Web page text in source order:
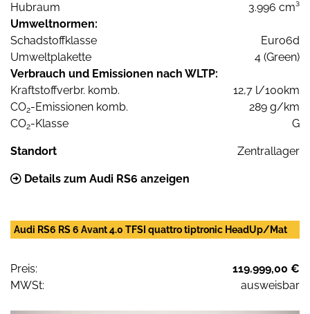
Hubraum
3.996 cm³
Umweltnormen:
Schadstoffklasse
Euro6d
Umweltplakette
4 (Green)
Verbrauch und Emissionen nach WLTP:
Kraftstoffverbr. komb.
12,7 l/100km
CO2-Emissionen komb.
289 g/km
CO2-Klasse G
Standort Zentrallager
Details zum Audi RS6 anzeigen
Audi RS6 RS 6 Avant 4.0 TFSI quattro tiptronic HeadUp/Mat
Preis:
119.999,00 €
MWSt:
ausweisbar